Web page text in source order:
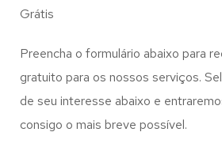
Grátis
Preencha o formulário abaixo para
gratuito para os nossos serviços.
de seu interesse abaixo e
consigo o mais breve possível.